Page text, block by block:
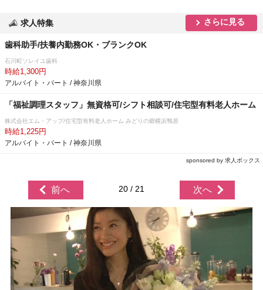
求人特集 さらに見る
歯科助手/扶養内勤務OK・ブランクOK
石川町ソレイユ歯科
時給1,300円
アルバイト・パート / 神奈川県
「福祉調理スタッフ」無資格可/シフト相談可/住宅型有料老人ホーム
株式会社エム・アップ/住宅型有料老人ホーム みどりの郷横浜鴨居
時給1,225円
アルバイト・パート / 神奈川県
sponsored by 求人ボックス
前へ 20 / 21 次へ